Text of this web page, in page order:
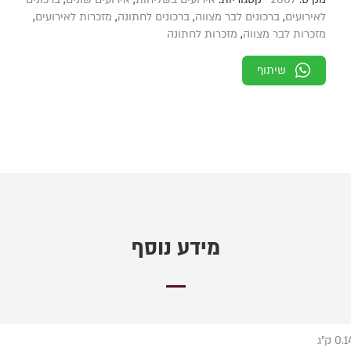
לאירועים,ברכונים לבר מצווה,ברכונים לחתונה, מזכרות לאירועים,
מזכרות לבר מצווה, מזכרות לחתונה
שיתוף
מידע נוסף
ק"ג